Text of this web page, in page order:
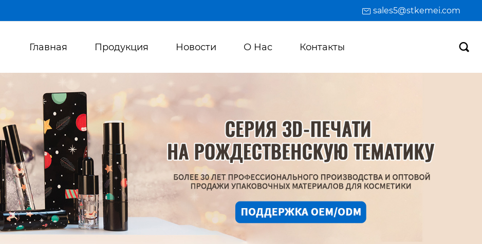
sales5@stkemei.com
Главная Продукция Новости О Hас Контакты 